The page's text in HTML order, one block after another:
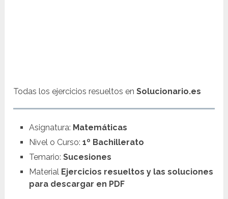
Todas los ejercicios resueltos enSolucionario.es
Asignatura: Matemáticas
Nivel o Curso: 1º Bachillerato
Temario: Sucesiones
Material Ejercicios resueltos y las soluciones
para descargar en PDF